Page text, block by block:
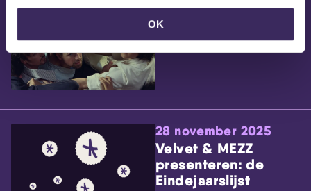
OKWillem’s Blog: Ão
28 november 2025
Velvet & MEZZ
presenteren: de
Eindejaarslijst